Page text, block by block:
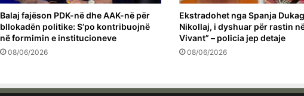
Balaj fajëson PDK-në dhe AAK-në për
bllokadën politike: S’po kontribuojnë
në formimin e institucioneve
08/06/2026
Ekstradohet nga Spanja
Nikollaj, i dyshuar për rastin
Vivant” – policia jep detaje
08/06/2026